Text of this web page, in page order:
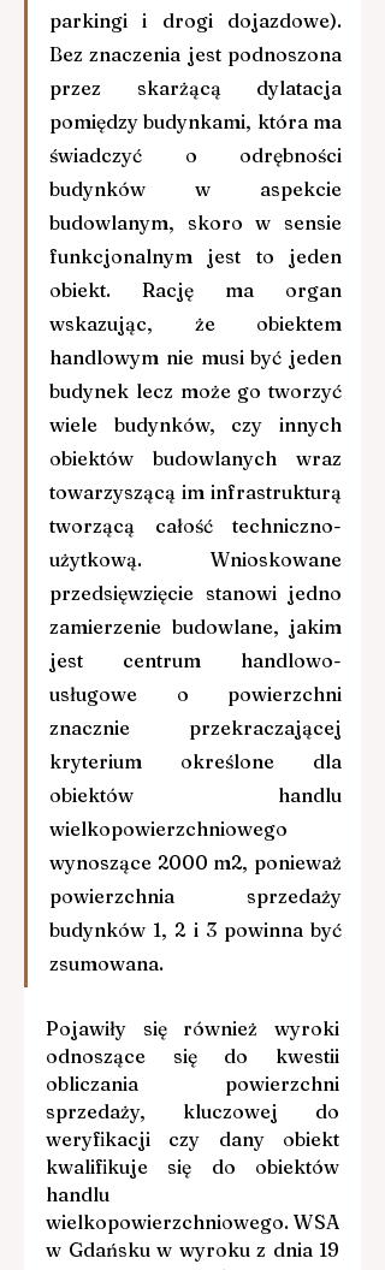
parkingi i drogi dojazdowe).
Bez znaczenia jest podnoszona
przez skarżącą dylatacja
pomiędzy budynkami, która ma
świadczyć o odrębności
budynków w aspekcie
budowlanym, skoro w sensie
funkcjonalnym jest to jeden
obiekt. Rację ma organ
wskazując, że obiektem
handlowym nie musi być jeden
budynek lecz może go tworzyć
wiele budynków, czy innych
obiektów budowlanych wraz
towarzyszącą im infrastrukturą
tworzącą całość techniczno-
użytkową. Wnioskowane
przedsięwzięcie stanowi jedno
zamierzenie budowlane, jakim
jest centrum handlowo-
usługowe o powierzchni
znacznie przekraczającej
kryterium określone dla
obiektów handlu
wielkopowierzchniowego
wynoszące 2000 m2, ponieważ
powierzchnia sprzedaży
budynków 1, 2 i 3 powinna być
zsumowana.
Pojawiły się również wyroki
odnoszące się do kwestii
obliczania powierzchni
sprzedaży, kluczowej do
weryfikacji czy dany obiekt
kwalifikuje się do obiektów
handlu
wielkopowierzchniowego. WSA
w Gdańsku w wyroku z dnia 19